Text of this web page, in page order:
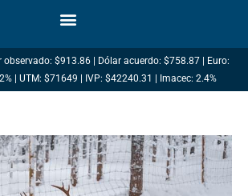
observado: $913.86 | Dólar acuerdo: $758.87 | Euro:
| UTM: $71649 | IVP: $42240.31 | Imacec: 2.4%